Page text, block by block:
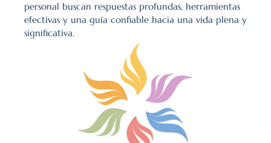
personal buscan respuestas profundas, herramientas
efectivas y una guía confiable hacia una vida plena y
significativa.